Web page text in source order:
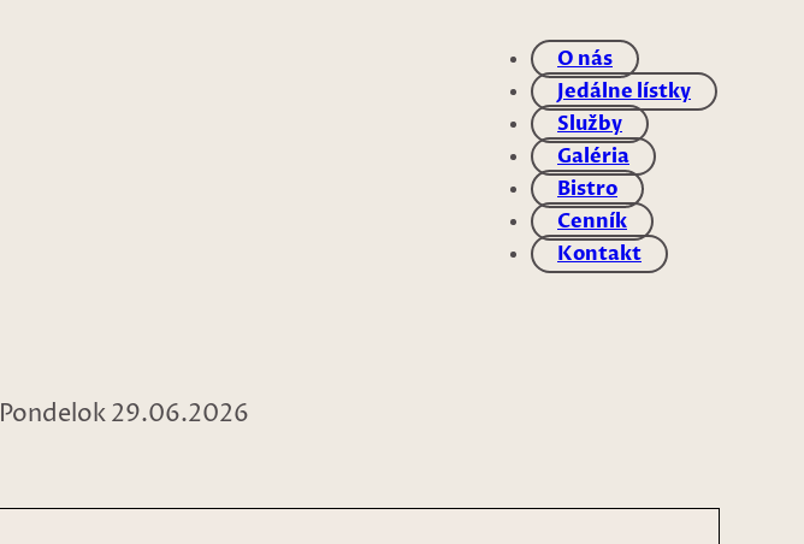
O nás
Jedálne lístky
Služby
Galéria
Bistro
Cenník
Kontakt
Pondelok 29.06.2026